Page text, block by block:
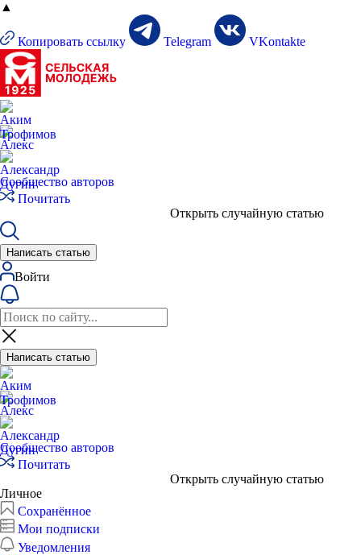
▲
Копировать ссылку Telegram VKontakte
Сообщество авторов
Почитать
Открыть случайную статью
Написать статью
Войти
Написать статью
Сообщество авторов
Почитать
Открыть случайную статью
Личное
Сохранённое
Мои подписки
Уведомления